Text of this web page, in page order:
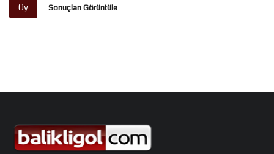
Oy Sonuçları Görüntüle